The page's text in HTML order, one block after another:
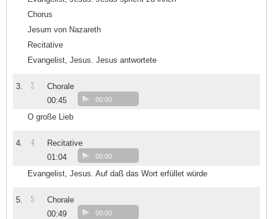
Chorus
Jesum von Nazareth
Recitative
Evangelist, Jesus. Jesus antwortete
3. 3
Chorale
00:45
00:00
O große Lieb
4. 4
Recitative
01:04
00:00
Evangelist, Jesus. Auf daß das Wort erfüllet würde
5. 5
Chorale
00:49
00:00